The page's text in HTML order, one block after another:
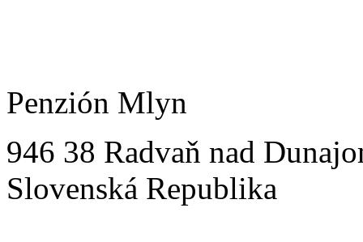
Penzión Mlyn
946 38 Radvaň nad
Slovenská Republika